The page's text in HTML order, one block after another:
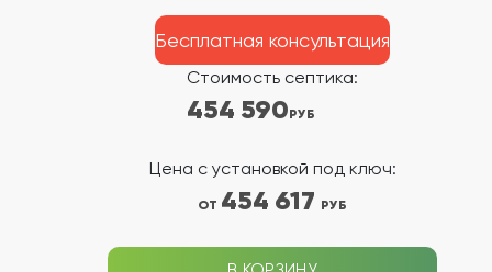
Стоимость септика:
454 590РУБ
Цена с установкой под ключ:
ОТ 454 617 РУБ
Бесплатная консультация